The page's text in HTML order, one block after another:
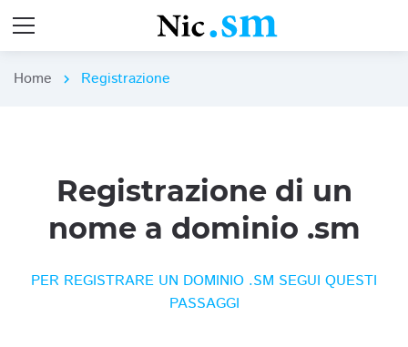
Home chevron_right Registrazione
Registrazione di un
nome a dominio .sm
PER REGISTRARE UN DOMINIO .SM SEGUI QUESTI
PASSAGGI